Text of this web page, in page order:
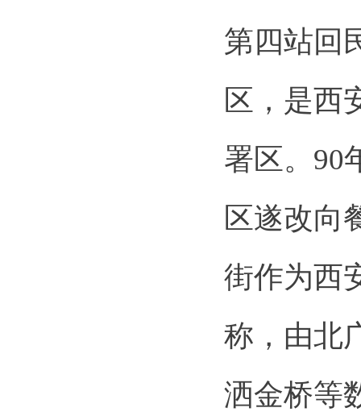
第四站回
区，是西
署区。90
区遂改向
街作为西
称，由北
洒金桥等